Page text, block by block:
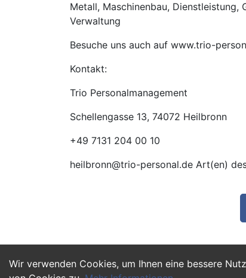
Wir verwenden Cookies, um Ihnen eine bessere
Metall, Maschinenbau,
Verwaltung
Besuche uns auch auf www.trio-
Kontakt:
Trio Personalmanagement
Schellengasse 13, 74072 Heilbronn
+49 7131 204 00 10
heilbronn@trio-personal.de Art(en)